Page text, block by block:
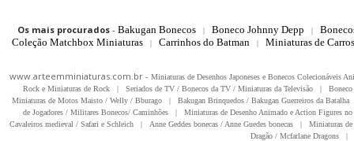
Os mais procurados- Bakugan Bonecos | Boneco Johnny Depp |
Coleção Matchbox Miniaturas
| Carrinhos do Batman | Miniaturas de
www.arteemminiaturas.com.br - Miniaturas de Desenhos Japoneses e Bonecos Colecionáveis
Rock e Miniaturas de Rock
| Seriados de TV / Bonecos da TV / Miniaturas da Televisão |
Miniaturas de Motos Maisto / Welly / Bburago
| Bakugan Brinquedos / Bakugan Guerreiros da Batalha
de Jogadores / Militares Bonecos/ Caminhões
|
Miniaturas de Desenho Animado e Action Figures
Cavaleiros medieval / Safari e Schleich
| Anne Geddes bonecas / Anne Guedes bonecas |
Miniaturas
Dragão / Mcfarlane Dragons
|